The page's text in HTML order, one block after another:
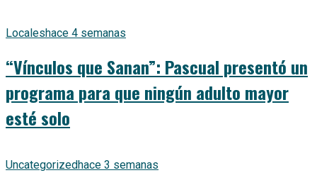
Localeshace 4 semanas
“Vínculos que Sanan”: Pascual presentó un
programa para que ningún adulto mayor
esté solo
Uncategorized hace 3 semanas